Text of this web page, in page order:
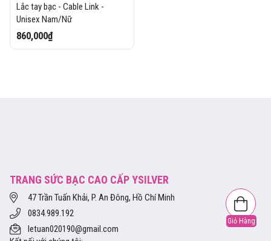
Giỏ Hàng
Lắc tay bạc - Cable Link -
Unisex Nam/Nữ
860,000₫
TRANG SỨC BẠC CAO CẤP YSILVER
47 Trần Tuấn Khải, P. An Đông, Hồ Chí Minh
0834.989.192
letuan020190@gmail.com